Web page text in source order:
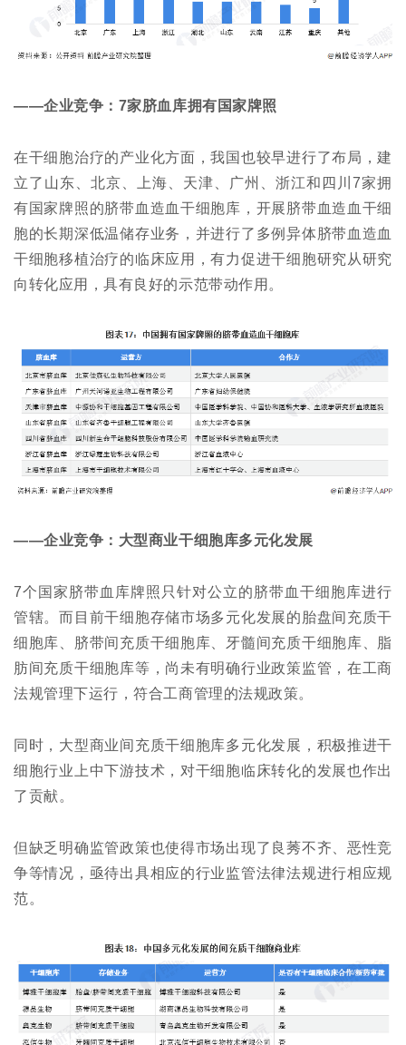
——企业竞争：7家脐血库拥有国家牌照
在干细胞治疗的产业化方面，我国也较早进行了布局，建
立了山东、北京、上海、天津、广州、浙江和四川7家拥
有国家牌照的脐带血造血干细胞库，开展脐带血造血干细
胞的长期深低温储存业务，并进行了多例异体脐带血造血
干细胞移植治疗的临床应用，有力促进干细胞研究从研究
向转化应用，具有良好的示范带动作用。
——企业竞争：大型商业干细胞库多元化发展
7个国家脐带血库牌照只针对公立的脐带血干细胞库进行
管辖。而目前干细胞存储市场多元化发展的胎盘间充质干
细胞库、脐带间充质干细胞库、牙髓间充质干细胞库、脂
肪间充质干细胞库等，尚未有明确行业政策监管，在工商
法规管理下运行，符合工商管理的法规政策。
同时，大型商业间充质干细胞库多元化发展，积极推进干
细胞行业上中下游技术，对干细胞临床转化的发展也作出
了贡献。
但缺乏明确监管政策也使得市场出现了良莠不齐、恶性竞
争等情况，亟待出具相应的行业监管法律法规进行相应规
范。